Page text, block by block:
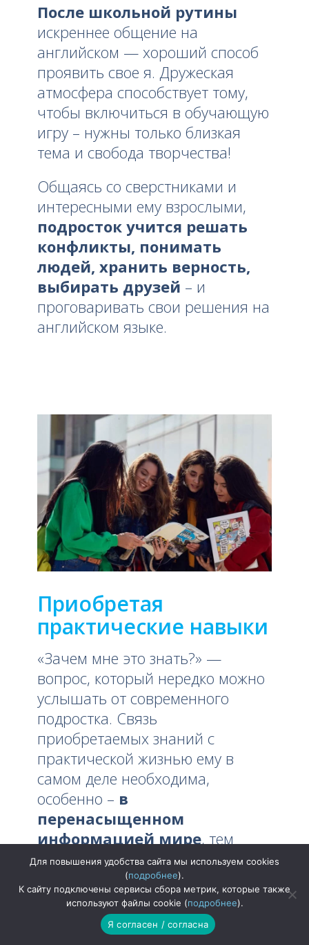
После школьной рутины
искреннее общение на
английском — хороший способ
проявить свое я. Дружеская
атмосфера способствует тому,
чтобы включиться в обучающую
игру – нужны только близкая
тема и свобода творчества!
Общаясь со сверстниками и
интересными ему взрослыми,
подросток учится решать
конфликты, понимать
людей, хранить верность,
выбирать друзей – и
проговаривать свои решения на
английском языке.
Приобретая
практические навыки
«Зачем мне это знать?» —
вопрос, который нередко можно
услышать от современного
подростка. Связь
приобретаемых знаний с
практической жизнью ему в
самом деле необходима,
особенно – в
перенасыщенном
информацией мире, тем
более – когда он только-только
начал примерять на себя такие
категории, как работа,
ответственность,
самоопределение. Подросткам
Для повышения удобства сайта мы используем cookies
(подробнее).
К сайту подключены сервисы сбора метрик, которые также
используют файлы cookie (подробнее).
Я согласен / согласна